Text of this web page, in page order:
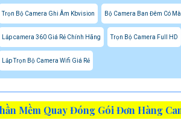
Trọn Bộ Camera Ghi Âm Kbvision Bộ Camera Ban Đêm Có
Lắp camera 360 Giá Rẻ Chính Hãng Trọn Bộ Camera Full HD
Lắp Trọn Bộ Camera Wifi Giá Rẻ
Mềm Quay Đóng Gói Đơn Hàng